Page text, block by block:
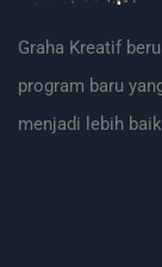
Graha Kreatif
program baru
menjadi lebih